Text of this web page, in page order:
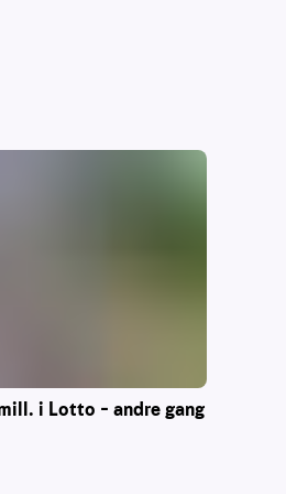
i Lotto – andre gang